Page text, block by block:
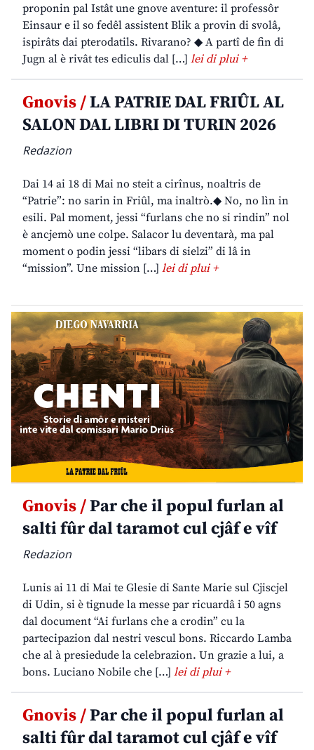
proponin pal Istât une gnove aventure: il professôr
Einsaur e il so fedêl assistent Blik a provin di svolâ,
ispirâts dai pterodatils. Rivarano? ◆ A partî de fin di
Jugn al è rivât tes ediculis dal […] lei di plui +
Gnovis /LA PATRIE DAL FRIÛL AL
SALON DAL LIBRI DI TURIN 2026
Redazion
Dai 14 ai 18 di Mai no steit a cirînus, noaltris de
“Patrie”: no sarin in Friûl, ma inaltrò.◆ No, no lìn in
esili. Pal moment, jessi “furlans che no si rindin” nol
è ancjemò une colpe. Salacor lu deventarà, ma pal
moment o podin jessi “libars di sielzi” di lâ in
“mission”. Une mission […] lei di plui +
Gnovis /Par che il popul furlan al
salti fûr dal taramot cul cjâf e vîf
Redazion
Lunis ai 11 di Mai te Glesie di Sante Marie sul Cjiscjel
di Udin, si è tignude la messe par ricuardâ i 50 agns
dal document “Ai furlans che a crodin” cu la
partecipazion dal nestri vescul bons. Riccardo Lamba
che al à presiedude la celebrazion. Un grazie a lui, a
bons. Luciano Nobile che […] lei di plui +
Gnovis /Par che il popul furlan al
salti fûr dal taramot cul cjâf e vîf